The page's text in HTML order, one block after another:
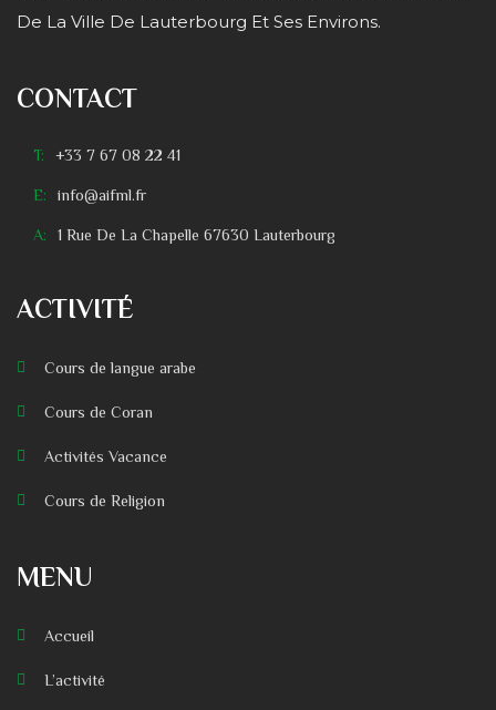
De La Ville De Lauterbourg Et Ses Environs.
CONTACT
T: +33 7 67 08 22 41
E: info@aifml.fr
A: 1 Rue De La Chapelle 67630 Lauterbourg
ACTIVITÉ
Cours de langue arabe
Cours de Coran
Activités Vacance
Cours de Religion
MENU
Accueil
L’activité